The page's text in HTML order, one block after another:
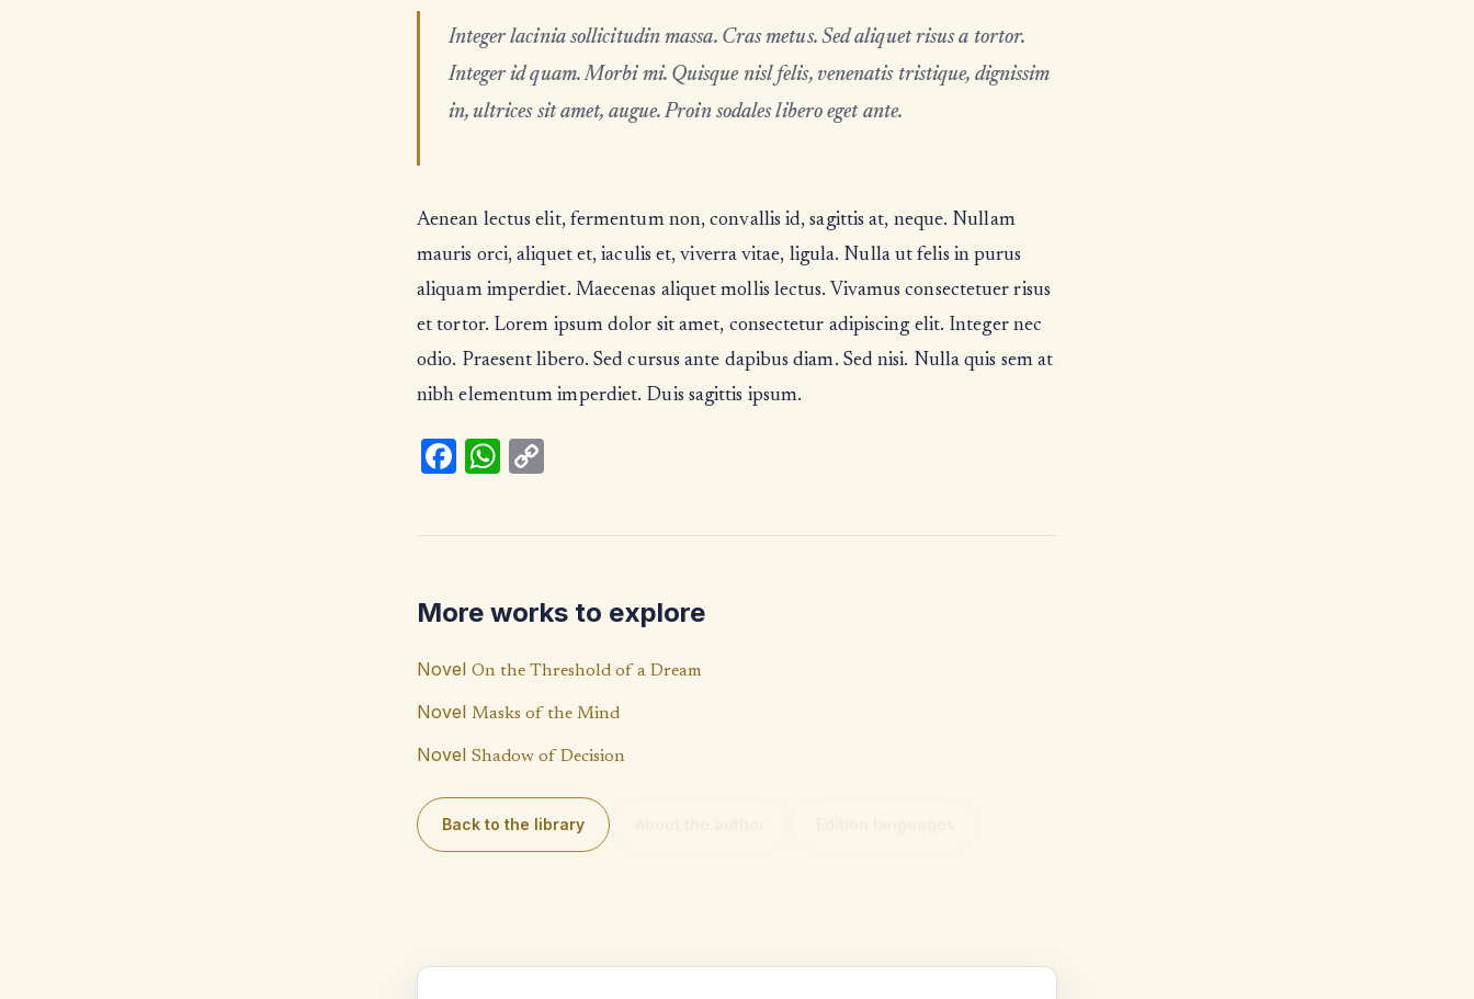
Integer lacinia sollicitudin massa. Cras metus. Sed aliquet risus a tortor.
Integer id quam. Morbi mi. Quisque nisl felis, venenatis tristique, dignissim
in, ultrices sit amet, augue. Proin sodales libero eget ante.
Aenean lectus elit, fermentum non, convallis id, sagittis at, neque. Nullam
mauris orci, aliquet et, iaculis et, viverra vitae, ligula. Nulla ut felis in purus
aliquam imperdiet. Maecenas aliquet mollis lectus. Vivamus consectetuer risus
et tortor. Lorem ipsum dolor sit amet, consectetur adipiscing elit. Integer nec
odio. Praesent libero. Sed cursus ante dapibus diam. Sed nisi. Nulla quis sem at
nibh elementum imperdiet. Duis sagittis ipsum.
Fa
k
W
p
p
Li
n
k
More works to explore
Novel On the Threshold of a Dream
Novel Masks of the Mind
Novel Shadow of Decision
Back to the library